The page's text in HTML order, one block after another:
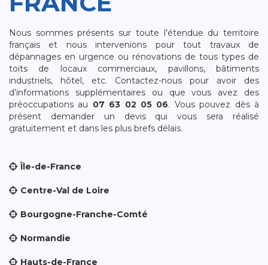
Nous sommes présents sur toute l’étendue du territoire
français et nous intervenions pour tout travaux de
dépannages en urgence ou rénovations de tous types de
toits de locaux commerciaux, pavillons, bâtiments
industriels, hôtel, etc. Contactez-nous pour avoir des
d’informations supplémentaires ou que vous avez des
préoccupations au 07 63 02 05 06. Vous pouvez dès à
présent demander un devis qui vous sera réalisé
gratuitement et dans les plus brefs délais.
Île-de-France
Centre-Val de Loire
Bourgogne-Franche-Comté
Normandie
Hauts-de-France